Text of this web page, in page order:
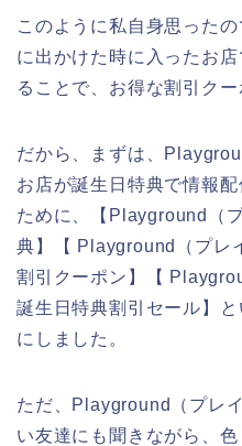
このように私自身思った
に出かけた時に入ったお
ることで、お得な割引ク
だから、まずは、
お店が誕生日特典で情報
ために、【Playground（
典】【 Playground（プレ
割引クーポン】【
誕生日特典割引セール】
にしました。
ただ、Playground（プレ
い友達にも聞きながら、